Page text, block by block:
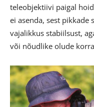
teleobjektiivi paigal
ei asenda, sest pikkade
vajalikkus stabiilsust,
või nõudlike olude